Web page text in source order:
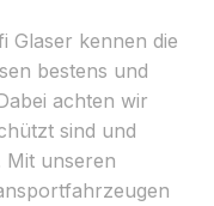
Glaser kennen die
bestens und
achten wir
sind und
unseren